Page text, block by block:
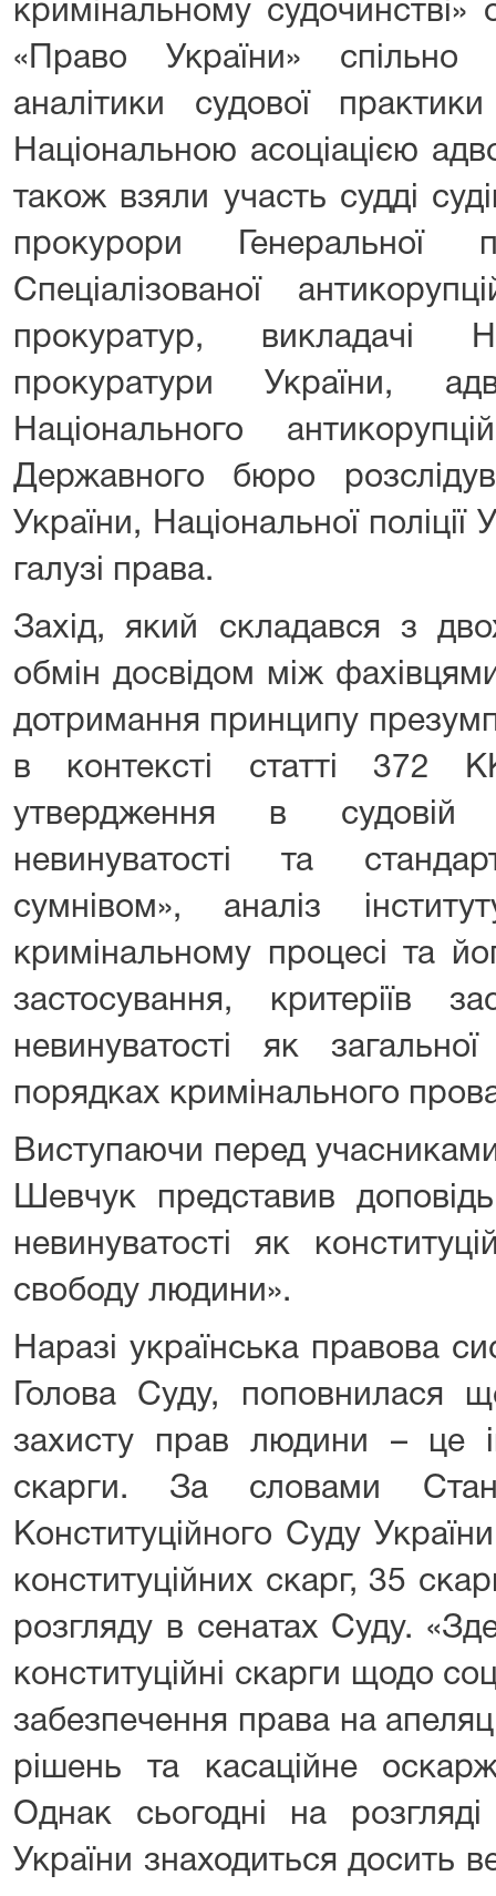
кримінальному судочинстві»
«Право України»
аналітики судової
Національною асоціацією
також взяли участь судді
прокурори Генеральної
Спеціалізованої
прокуратур, викладачі
прокуратури України,
Національного
Державного бюро
України, Національної поліції
галузі права.
Захід, який складався з
обмін досвідом між
дотримання принципу
в контексті статті 372
утвердження в судовій
невинуватості та
сумнівом», аналіз
кримінальному процесі та
застосування, критеріїв
невинуватості як
порядках кримінального
Виступаючи перед
Шевчук представив
невинуватості як
свободу людини».
Наразі українська правова
Голова Суду, поповнилася
захисту прав людини – це
скарги. За словами
Конституційного Суду
конституційних скарг, 35
розгляду в сенатах Суду.
конституційні скарги щодо
забезпечення права на
рішень та касаційне
Однак сьогодні на
України знаходиться досить